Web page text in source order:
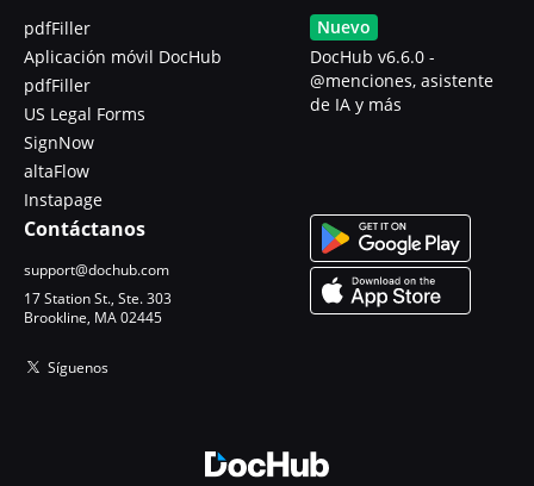
pdfFiller
Aplicación móvil DocHub
pdfFiller
US Legal Forms
SignNow
altaFlow
Instapage
Nuevo
DocHub v6.6.0 -
@menciones, asistente
de IA y más
Contáctanos
support@dochub.com
17 Station St., Ste. 303
Brookline, MA 02445
Síguenos